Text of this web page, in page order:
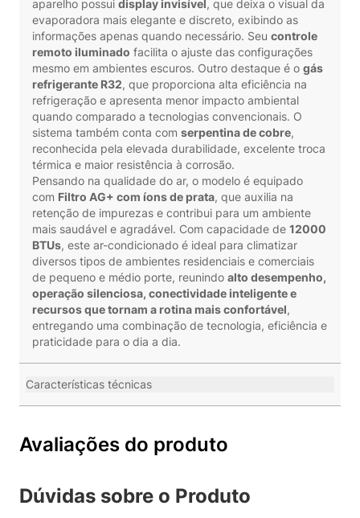
aparelho possui display invisível, que deixa o visual da
evaporadora mais elegante e discreto, exibindo as
informações apenas quando necessário. Seu controle
remoto iluminado facilita o ajuste das configurações
mesmo em ambientes escuros. Outro destaque é o gás
refrigerante R32, que proporciona alta eficiência na
refrigeração e apresenta menor impacto ambiental
quando comparado a tecnologias convencionais. O
sistema também conta com serpentina de cobre,
reconhecida pela elevada durabilidade, excelente troca
térmica e maior resistência à corrosão.
Pensando na qualidade do ar, o modelo é equipado
com Filtro AG+ com íons de prata, que auxilia na
retenção de impurezas e contribui para um ambiente
mais saudável e agradável. Com capacidade de 12000
BTUs, este ar-condicionado é ideal para climatizar
diversos tipos de ambientes residenciais e comerciais
de pequeno e médio porte, reunindo alto desempenho,
operação silenciosa, conectividade inteligente e
recursos que tornam a rotina mais confortável,
entregando uma combinação de tecnologia, eficiência e
praticidade para o dia a dia.
Características técnicas
Avaliações do produto
Dúvidas sobre o Produto